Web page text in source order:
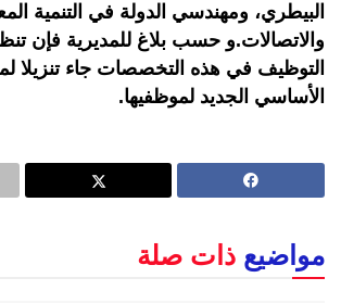
البيطري، ومهندسي الدولة في التنمية
والاتصالات.و حسب بلاغ للمديرية فإن
التوظيف في هذه التخصصات جاء تنزيلا
الأساسي الجديد لموظفيها.
مواضيع ذات صلة